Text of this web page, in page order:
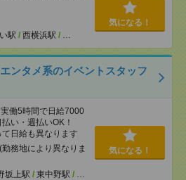
駅 / 西横浜駅 / …
気になる！
ンタメ系のイベントスタッフ
働5時間で日給7000
い・週払いOK！
日給も異なります
務地により異なりま
坂上駅 / 東中野駅 / …
気になる！